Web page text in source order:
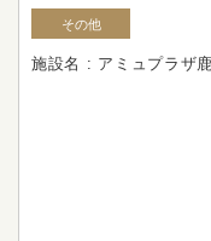
その他
施設名 : アミュプラザ